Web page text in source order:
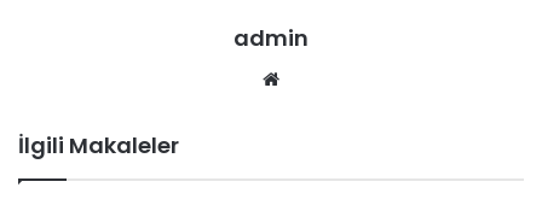
admin
İlgili Makaleler